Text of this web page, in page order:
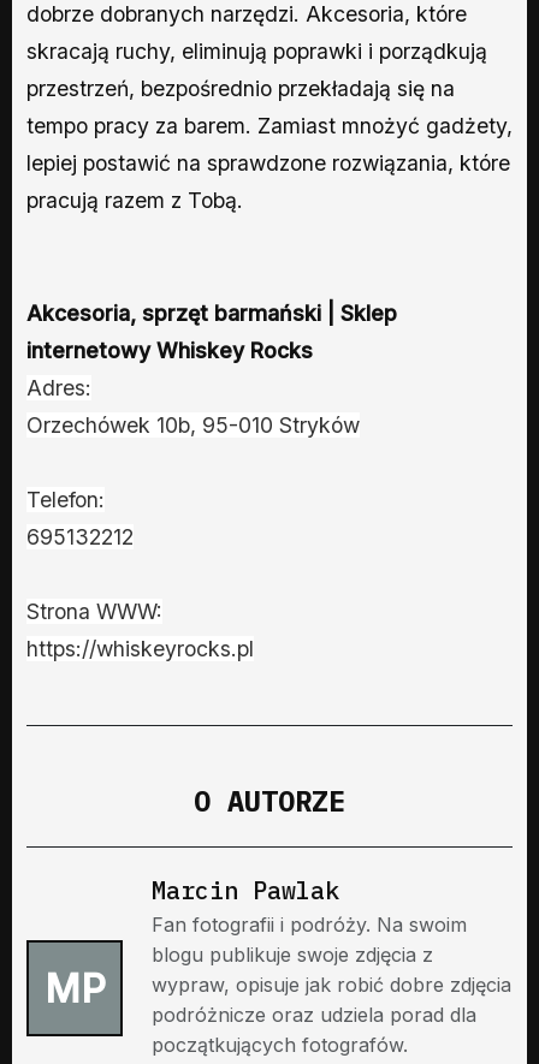
dobrze dobranych narzędzi. Akcesoria, które
skracają ruchy, eliminują poprawki i porządkują
przestrzeń, bezpośrednio przekładają się na
tempo pracy za barem. Zamiast mnożyć gadżety,
lepiej postawić na sprawdzone rozwiązania, które
pracują razem z Tobą.
Akcesoria, sprzęt barmański | Sklep
internetowy Whiskey Rocks
Adres:
Orzechówek 10b, 95-010 Stryków
Telefon:
695132212
Strona WWW:
https://whiskeyrocks.pl
O AUTORZE
MP
Marcin Pawlak
Fan fotografii i podróży. Na swoim
blogu publikuje swoje zdjęcia z
wypraw, opisuje jak robić dobre zdjęcia
podróżnicze oraz udziela porad dla
początkujących fotografów.